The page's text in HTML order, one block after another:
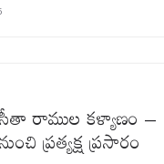
సీతా రాముల కళ్యాణం –
ప్రత్యక్ష ప్రసారం